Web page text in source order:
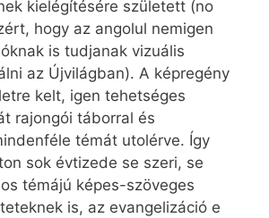
kielégítésére született (no
hogy az angolul nemigen
is tudjanak vizuális
az Újvilágban). A képregény
kelt, igen tehetséges
rajongói táborral és
témát utolérve. Így
sok évtizede se szeri, se
témájú képes-szöveges
is, az evangelizáció e